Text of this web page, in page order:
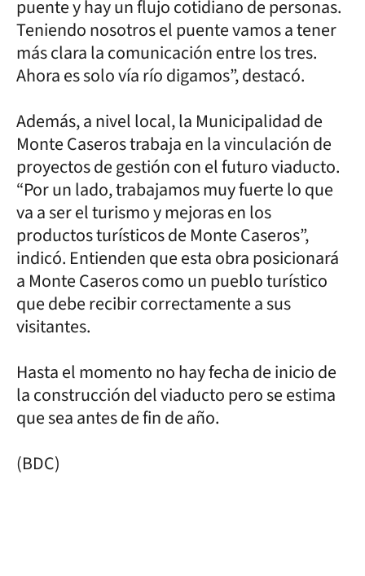
puente y hay un flujo cotidiano de personas.
Teniendo nosotros el puente vamos a tener
más clara la comunicación entre los tres.
Ahora es solo vía río digamos”, destacó.
Además, a nivel local, la Municipalidad de
Monte Caseros trabaja en la vinculación de
proyectos de gestión con el futuro viaducto.
“Por un lado, trabajamos muy fuerte lo que
va a ser el turismo y mejoras en los
productos turísticos de Monte Caseros”,
indicó. Entienden que esta obra posicionará
a Monte Caseros como un pueblo turístico
que debe recibir correctamente a sus
visitantes.
Hasta el momento no hay fecha de inicio de
la construcción del viaducto pero se estima
que sea antes de fin de año.
(BDC)